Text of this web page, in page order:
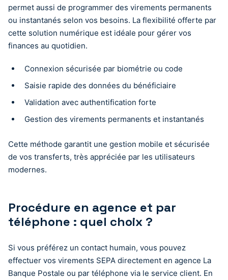
permet aussi de programmer des virements permanents
ou instantanés selon vos besoins. La flexibilité offerte par
cette solution numérique est idéale pour gérer vos
finances au quotidien.
Connexion sécurisée par biométrie ou code
Saisie rapide des données du bénéficiaire
Validation avec authentification forte
Gestion des virements permanents et instantanés
Cette méthode garantit une gestion mobile et sécurisée
de vos transferts, très appréciée par les utilisateurs
modernes.
Procédure en agence et par
téléphone : quel choix ?
Si vous préférez un contact humain, vous pouvez
effectuer vos virements SEPA directement en agence La
Banque Postale ou par téléphone via le service client. En